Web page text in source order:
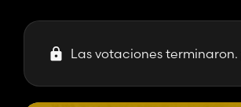
Las votaciones terminaron.